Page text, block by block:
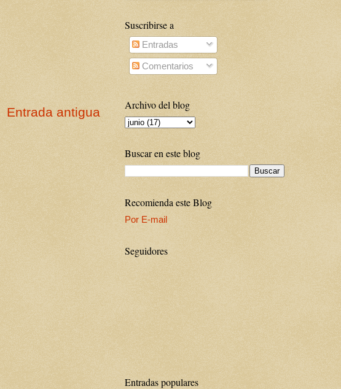
Entrada antigua
Suscribirse a
Entradas
Comentarios
Archivo del blog
Buscar en este blog
Recomienda este Blog
Por E-mail
Seguidores
Entradas populares